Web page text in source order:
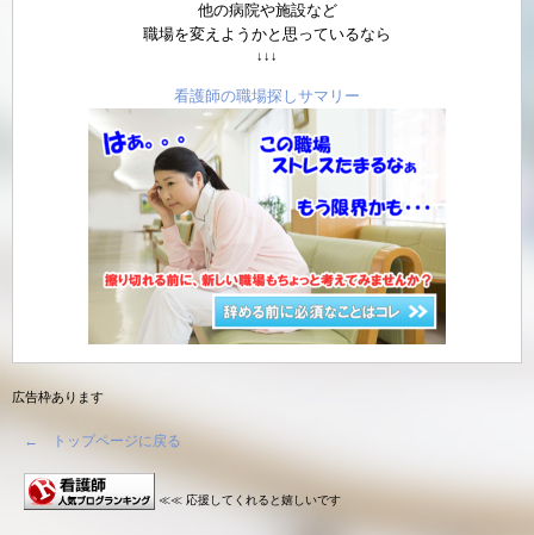
他の病院や施設など
職場を変えようかと思っているなら
↓↓↓
看護師の職場探しサマリー
広告枠あります
← トップページに戻る
≪≪ 応援してくれると嬉しいです